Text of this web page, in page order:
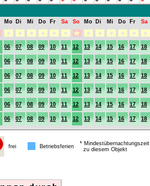
Mo Di Mi Do Fr Sa So Mo Di Mi Do Fr Sa
06 07 08 09 10 11 12 13 14 15 16 17 18
06 07 08 09 10 11 12 13 14 15 16 17 18
06 07 08 09 10 11 12 13 14 15 16 17 18
06 07 08 09 10 11 12 13 14 15 16 17 18
06 07 08 09 10 11 12 13 14 15 16 17 18
06 07 08 09 10 11 12 13 14 15 16 17 18
frei Betriebsferien
* Mindestübernachtungszeit
zu diesem Objekt